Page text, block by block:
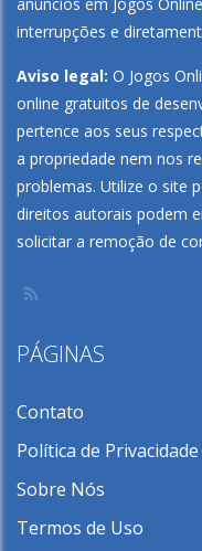
anúncios em Jogos
interrupções e
Aviso legal: O Jogos
online gratuitos de
pertence aos seus
a propriedade nem nos
problemas. Utilize o site
direitos autorais podem
solicitar a remoção de
PÁGINAS
Contato
Política de Privacidade
Sobre Nós
Termos de Uso